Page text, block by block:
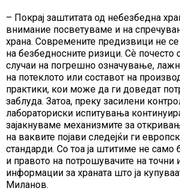
– Покрај заштитата од небезбедна
внимание посветуваме и на
храна. Современите предизвици не
на безбедносните ризици. Сѐ почесто
случаи на погрешно означување,
на потеклото или составот на
практики, кои може да ги доведат
заблуда. Затоа, преку засилени
лабораториски испитувања
зајакнуваме механизмите за
на ваквите појави следејќи ги
стандарди. Со тоа ја штитиме не само
и правото на потрошувачите на точни
информации за храната што ја
Миланов.